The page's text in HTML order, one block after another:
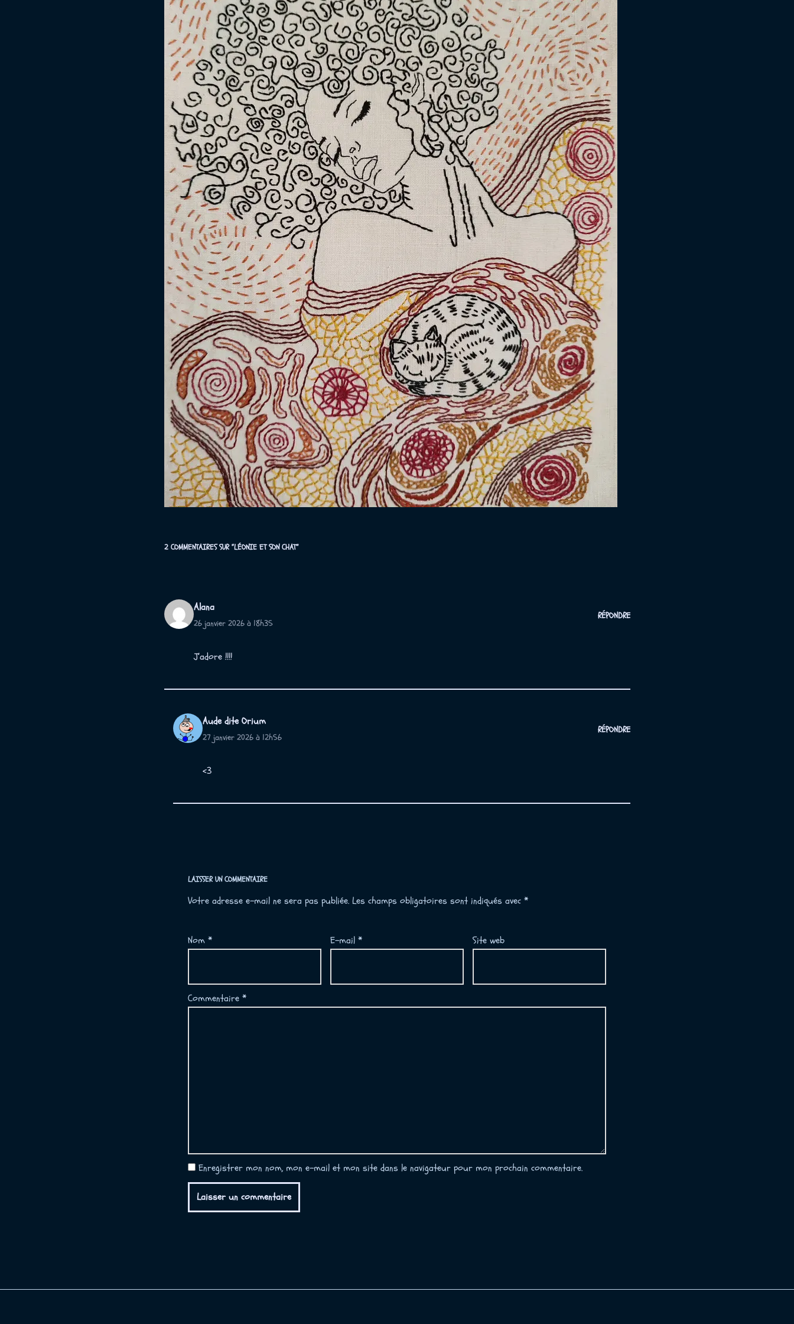
2 COMMENTAIRES SUR “LÉONIE ET SON CHAT”
Alana
26 janvier 2026 à 18h35
RÉPONDRE
J’adore !!!!
Aude dite Orium
27 janvier 2026 à 12h56
RÉPONDRE
<3
LAISSER UN COMMENTAIRE
Votre adresse e-mail ne sera pas publiée. Les champs obligatoires sont indiqués avec *
Nom * E-mail * Site web
Commentaire *
Enregistrer mon nom, mon e-mail et mon site dans le navigateur pour mon prochain commentaire.